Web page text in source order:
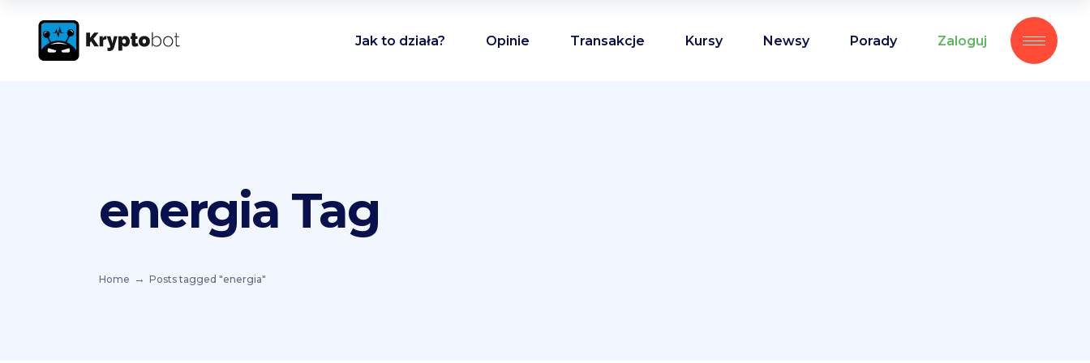
Jak to działa? Opinie Transakcje Kursy Newsy Porady Zaloguj
energia Tag
Home Posts tagged "energia"